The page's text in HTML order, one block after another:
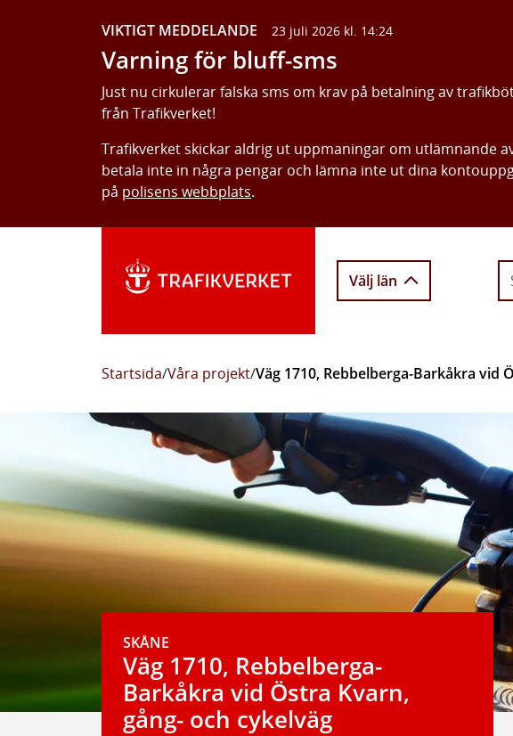
VIKTIGT MEDDELANDE 23 juli 2026 kl. 14:24
Varning för bluff-sms
Just nu cirkulerar falska sms om krav på betalning av
från Trafikverket!
Trafikverket skickar aldrig ut uppmaningar om utlämnande
betala inte in några pengar och lämna inte ut dina
på polisens webbplats.
Välj län
Startsida/Våra projekt/Väg 1710, Rebbelberga-Barkåkra vid
SKÅNE
Väg 1710, Rebbelberga-
Barkåkra vid Östra Kvarn,
gång- och cykelväg